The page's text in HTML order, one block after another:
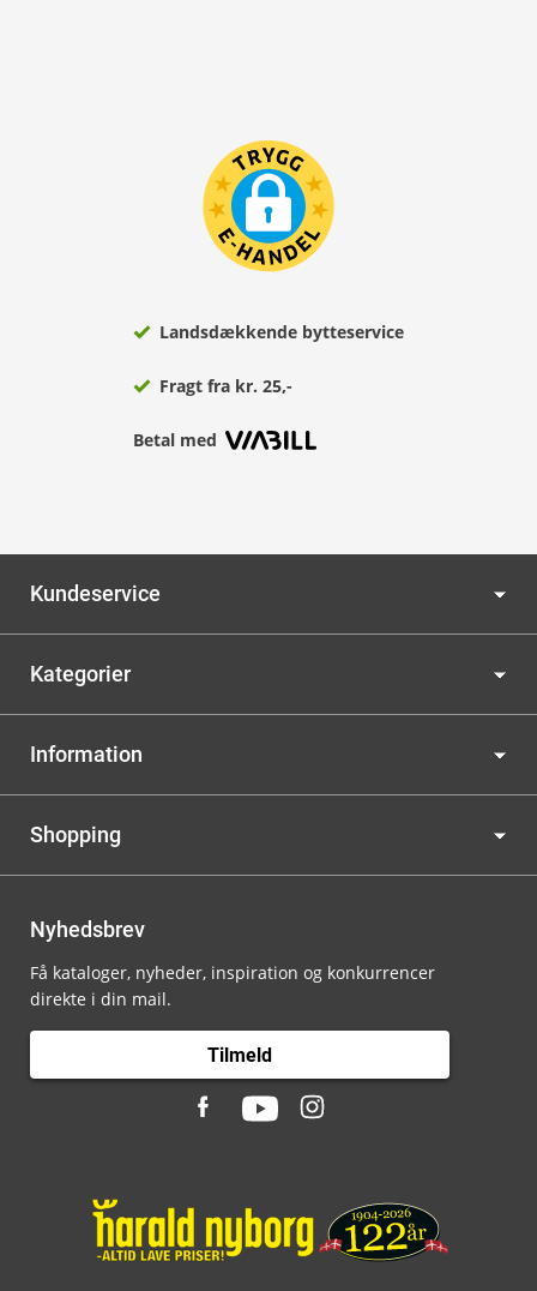
Landsdækkende bytteservice
Fragt fra kr. 25,-
Betal med
Kundeservice
Kategorier
Information
Shopping
Nyhedsbrev
Få kataloger, nyheder, inspiration og konkurrencer
direkte i din mail.
Tilmeld